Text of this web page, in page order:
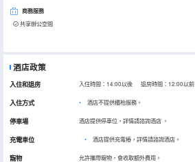
商務服務
共享辦公空間
酒店政策
入住和退房 入住時間：14:00以後 退房時間：12:00以前
入住方式 酒店不提供櫃枱服務。
停車場 酒店提供停車位，詳情請諮詢酒店 。
充電車位 • 酒店提供充電樁，詳情請諮詢酒店。
寵物 允許攜帶寵物，會收取額外費用。